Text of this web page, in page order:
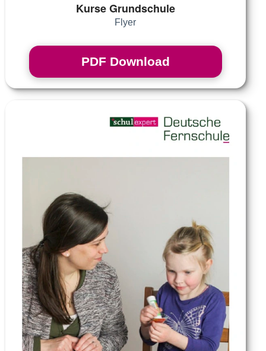
Kurse Grundschule
Flyer
PDF Download